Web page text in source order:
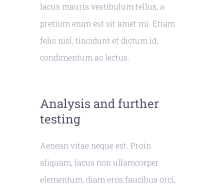
lacus mauris vestibulum tellus, a
pretium enim est sit amet mi. Etiam
felis nisl, tincidunt et dictum id,
condimentum ac lectus.
Analysis and further
testing
Aenean vitae neque est. Proin
aliquam, lacus non ullamcorper
elementum, diam eros faucibus orci,